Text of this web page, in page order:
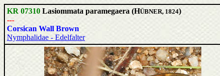
KR 07310 Lasiommata paramegaera (HÜBNER, 1824)
---
Corsican Wall Brown
Nymphalidae - Edelfalter